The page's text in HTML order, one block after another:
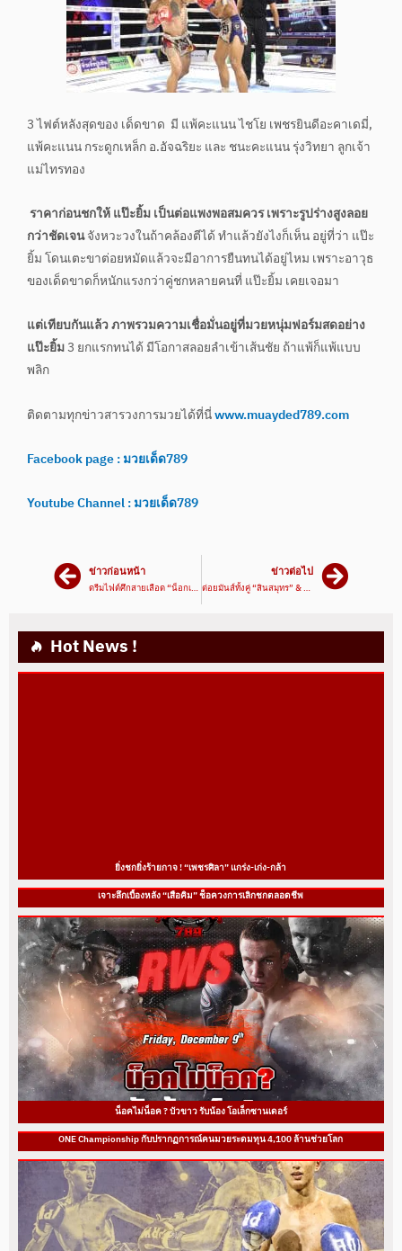
3 ไฟต์หลังสุดของ เด็ดขาด มี แพ้คะแนน ไชโย เพชรยินดีอะคาเดมี่,
แพ้คะแนน กระดูกเหล็ก อ.อัจฉริยะ และ ชนะคะแนน รุ่งวิทยา ลูกเจ้า
แม่ไทรทอง
ราคาก่อนชกให้ แป๊ะยิ้ม เป็นต่อแพงพอสมควร เพราะรูปร่างสูงลอย
กว่าชัดเจนจังหวะวงในถ้าคล้องตีได้ ทำแล้วยังไงก็เห็น อยู่ที่ว่า แป๊ะ
ยิ้ม โดนเตะขาต่อยหมัดแล้วจะมีอาการยืนทนได้อยู่ไหม เพราะอาวุธ
ของเด็ดขาดก็หนักแรงกว่าคู่ชกหลายคนที่ แป๊ะยิ้ม เคยเจอมา
แต่เทียบกันแล้ว ภาพรวมความเชื่อมั่นอยู่ที่มวยหนุ่มฟอร์มสดอย่าง
แป๊ะยิ้ม3 ยกแรกทนได้ มีโอกาสลอยลำเข้าเส้นชัย ถ้าแพ้ก็แพ้แบบ
พลิก
ติดตามทุกข่าวสารวงการมวยได้ที่นี่www.muayded789.com
Facebook page : มวยเด็ด789
Youtube Channel : มวยเด็ด789
ข่าวก่อนหน้า
ดรีมไฟต์ศึกสายเลือด “น็อกเอาท์” ป้องแชมป์โลก “วันเฮง”
ข่าวต่อไป
ต่อยมันส์ทั้งคู่ “สินสมุทร” & “เมืองไทย” ลุยศึก วัน แชมเปียนชิพ
Hot News !
ยิ่งชกยิ่งร้ายกาจ ! “เพชรศิลา” แกร่ง-เก่ง-กล้า
เจาะลึกเบื้องหลัง “เสือคิม” ช็อควงการเลิกชกตลอดชีพ
น็อคไม่น็อค ? บัวขาว รับน้อง โอเล็กซานเดอร์
ONE Championship กับปรากฏการณ์คนมวยระดมทุน 4,100 ล้านช่วยโลก